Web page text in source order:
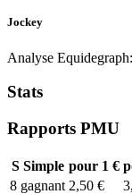
Jockey
Analyse Equidegraph:
Stats
Rapports PMU
SSimple pour 1 €
8 gagnant 2,50 €